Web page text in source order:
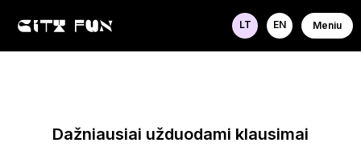
LT EN Meniu
Dažniausiai užduodami klausimai